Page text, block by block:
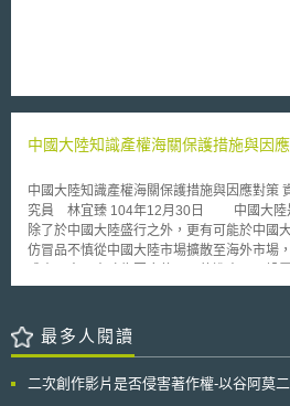
和商業經營兩個不同角度提供建言的機能，
化，特別是思維上應不侷限於申請並取得專
準化、隱密化進全面性強化輔導的專門體系
的認知及意識，特別是對金融機構等中小企
發。 另一方面，關於對非都會區十分重要的農林水產領域，隨著近年
來全球化和資訊化的高度發展，日本認為除
對應作法外，也有必要活用2015年6月開始
會應著手推動下列的施政方向： 1.強化地方中小企業智財戰略： 強化
在各個都道府縣的支援據點數量，並且進行
由與中小企業的商業活動相關諮詢，發掘中
Food, Drug, and Cosmetic Act）規定所稱
體），將視以動物用新藥（new animal drug
部分，其主要負責動物健康之把關，目前
與調查，以作為其後續研擬進一步的管理規
中國大陸知識產權海關保護措施與因
中國大陸知識產權海關保護措施與因應對策 資策會科技法律研究所 法律研
究員 林宜臻 104年12月30日 中國大陸是仿冒品的產銷大國，仿冒品
除了於中國大陸盛行之外，更有可能於中國
仿冒品不慎從中國大陸市場擴散至海外市場
產權，以下同)海關保護規範和配套措施。企
仿冒品案件的損害達到一定金額時，海關會
權利人可利用公安部門介入調查仿冒案件的
施，以達成降低仿冒品擴散海外的風險。 壹、事件摘要 企業啟動知識
最多人閱讀
二次創作影片是否侵害著作權-以谷阿莫